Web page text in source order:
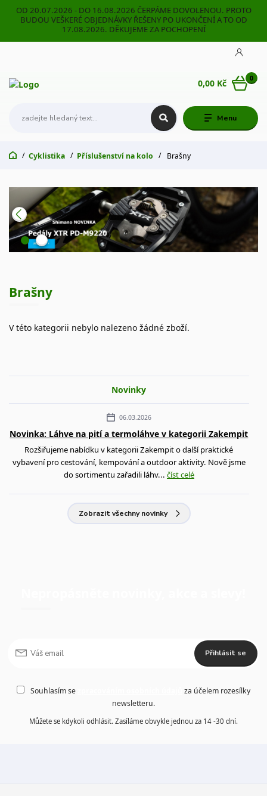
OD 20.07.2026 - DO 16.08.2026 ČERPÁME DOVOLENOU. PROTO
BUDOU VEŠKERÉ OBJEDNÁVKY ŘEŠENY PO UKONČENÍ A TO OD
17.08.2026. DĚKUJEME ZA POCHOPENÍ
Menu
0
0,00 Kč
Cyklistika Příslušenství na kolo Brašny
Brašny
V této kategorii nebylo nalezeno žádné zboží.
Novinky
06.03.2026
Novinka: Láhve na pití a termoláhve v kategorii Zakempit
Rozšiřujeme nabídku v kategorii Zakempit o další praktické
vybavení pro cestování, kempování a outdoor aktivity. Nově jsme
do sortimentu zařadili láhv... číst celé
Zobrazit všechny novinky
Přihlásit se
Souhlasím se
za účelem rozesílky
newsletteru.
Můžete se kdykoli odhlásit. Zasíláme obvykle jednou za 14 -30 dní.